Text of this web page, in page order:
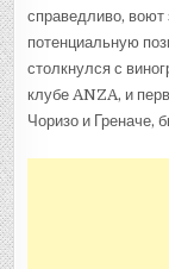
справедливо, воют
потенциальную
столкнулся с
клубе ANZA, и
Чоризо и Греначе,